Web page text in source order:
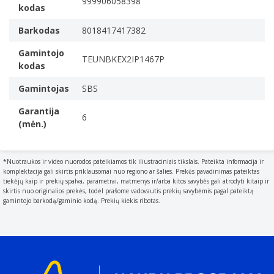
įbrėžimams
product.
Type of surface coloration e.g. monotone
Monochromatinis
Suderinamumas
iPhone 14 Pro Max
Dėklo tipas
Dėklas
Medžiaga
The material from which a thing is or can be made e.g.
wood
Termoplastinis poliuretanas (TPU)
The colour e.g. red
kodas
Barkodas
8018417417382
Gamintojo
kodas
TEUNBKEX2IP1467P
Gamintojas
SBS
Garantija
(mėn.)
6
*Nuotraukos ir video nuorodos pateikiamos tik iliustraciniais tikslais. Pateikta informacija ir
komplektacija gali skirtis priklausomai nuo regiono ar šalies. Prekės pavadinimas pateiktas
tiekėjų kaip ir prekių spalva, parametrai, matmenys ir/arba kitos savybės gali atrodyti kitaip ir
skirtis nuo originalios prekės, todėl prašome vadovautis prekių savybėmis pagal pateiktą
gamintojo barkodą/gaminio kodą. Prekių kiekis ribotas.